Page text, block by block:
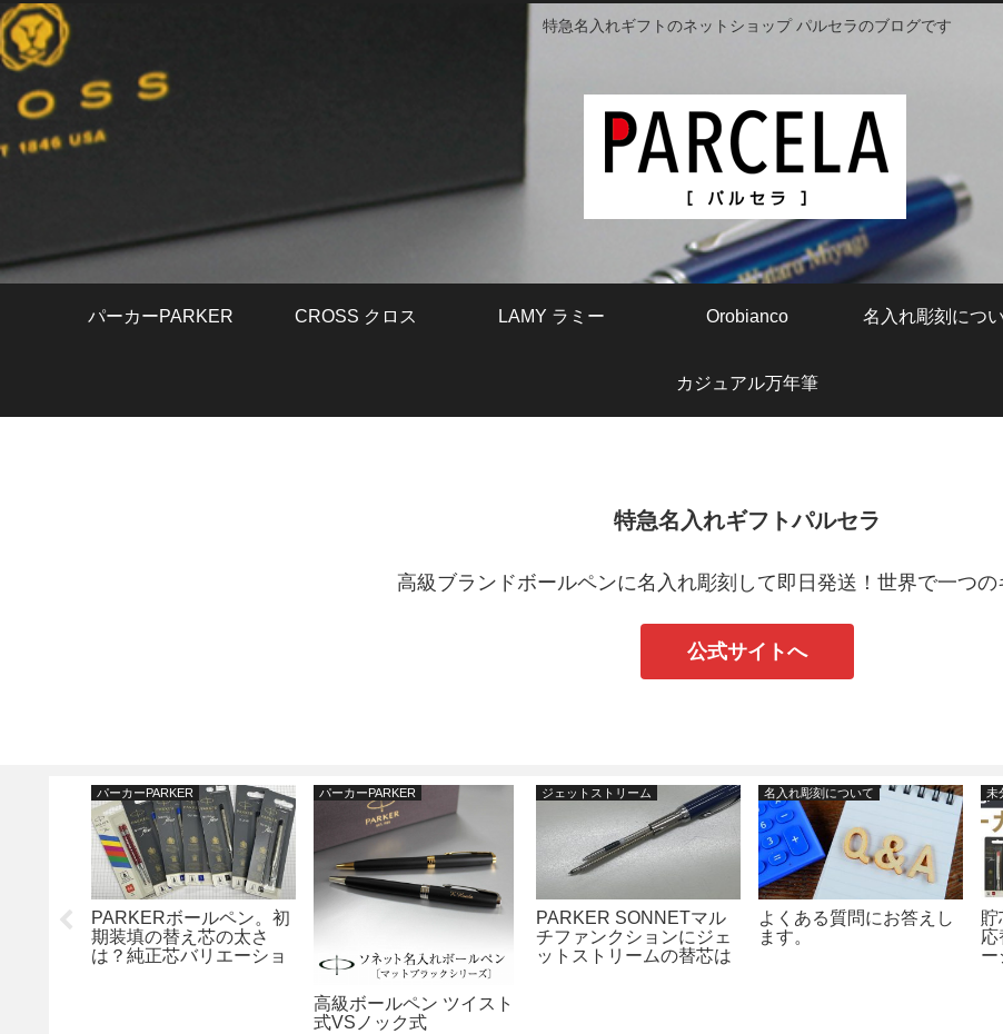
特急名入れギフトのネットショップ パルセラのブログです
パーカーPARKER CROSS クロス LAMY ラミー Orobianco 名入れ彫刻につ
カジュアル万年筆
特急名入れギフトパルセラ
高級ブランドボールペンに名入れ彫刻して即日発送！世界で一つの
公式サイトへ
い表記
パーカーPARKER
PARKERボールペン。初
期装填の替え芯の太さ
は？純正芯バリエーショ
パーカーPARKER
高級ボールペン ツイスト
式VSノック式
ジェットストリーム
PARKER SONNETマル
チファンクションにジェ
ットストリームの替芯は
名入れ彫刻について
よくある質問にお答えし
ます。
未
貯
応
ー